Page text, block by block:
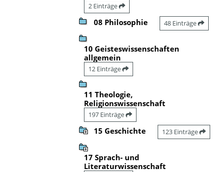
2 Einträge
08 Philosophie 48 Einträge
10 Geisteswissenschaften
allgemein
12 Einträge
11 Theologie,
Religionswissenschaft
197 Einträge
15 Geschichte 123 Einträge
17 Sprach- und
Literaturwissenschaft